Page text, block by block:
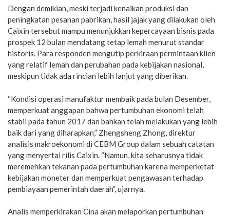
Dengan demikian, meski terjadi kenaikan produksi dan
peningkatan pesanan pabrikan, hasil jajak yang dilakukan oleh
Caixin tersebut mampu menunjukkan kepercayaan bisnis pada
prospek 12 bulan mendatang tetap lemah menurut standar
historis. Para responden mengutip perkiraan permintaan klien
yang relatif lemah dan perubahan pada kebijakan nasional,
meskipun tidak ada rincian lebih lanjut yang diberikan.
“Kondisi operasi manufaktur membaik pada bulan Desember,
memperkuat anggapan bahwa pertumbuhan ekonomi telah
stabil pada tahun 2017 dan bahkan telah melakukan yang lebih
baik dari yang diharapkan,” Zhengsheng Zhong, direktur
analisis makroekonomi di CEBM Group dalam sebuah catatan
yang menyertai rilis Caixin. “Namun, kita seharusnya tidak
meremehkan tekanan pada pertumbuhan karena memperketat
kebijakan moneter dan memperkuat pengawasan terhadap
pembiayaan pemerintah daerah”, ujarnya.
Analis memperkirakan Cina akan melaporkan pertumbuhan